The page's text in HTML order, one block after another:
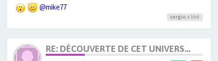
@mike77
sergio a liké
RE: DÉCOUVERTE DE CET UNIVERS...